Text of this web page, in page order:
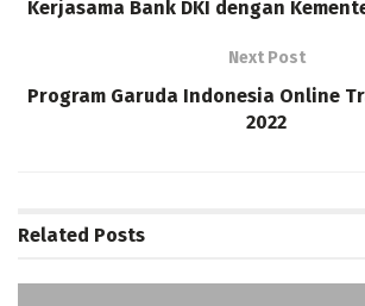
Kerjasama Bank DKI dengan
Next Post
Program Garuda Indonesia Online
2022
Related Posts